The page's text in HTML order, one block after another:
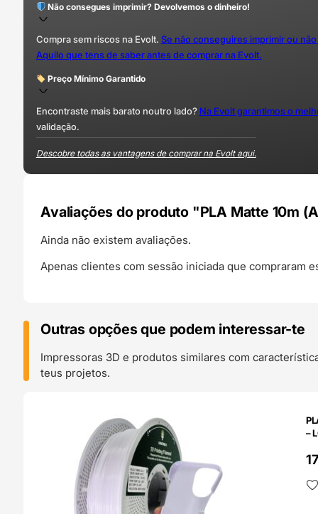
Não consegues imprimir? Devolvemos o dinheiro!
Compra sem riscos na Evolt. Se não conseguires imprimir ou
Aquilo que tens de saber antes de comprar na Evolt.
Preço Mínimo Garantido
Encontraste mais barato noutro lado? Na Evolt garantimos o
validação.
Descobre todas as vantagens de comprar na Evolt aqui.
Avaliações do produto "PLA Matte 10m
Ainda não existem avaliações.
Apenas clientes com sessão iniciada que compraram
Outras opções que podem interessar-te
Impressoras 3D e produtos similares com
teus projetos.
–